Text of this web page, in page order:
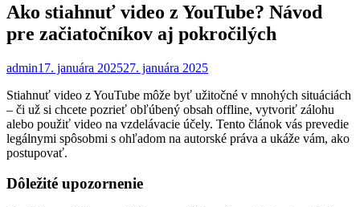
Ako stiahnuť video z YouTube? Návod
pre začiatočníkov aj pokročilých
admin17. januára 202527. januára 2025
Stiahnuť video z YouTube môže byť užitočné v mnohých situáciách
– či už si chcete pozrieť obľúbený obsah offline, vytvoriť zálohu
alebo použiť video na vzdelávacie účely. Tento článok vás prevedie
legálnymi spôsobmi s ohľadom na autorské práva a ukáže vám, ako
postupovať.
Dôležité upozornenie